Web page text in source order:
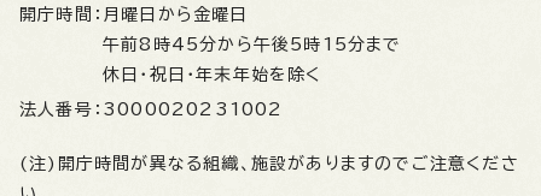
開庁時間： 月曜日から金曜日
午前8時45分から午後5時15分まで
休日・祝日・年末年始を除く
法人番号： 3000020231002
(注)開庁時間が異なる組織、施設がありますのでご注意くださ